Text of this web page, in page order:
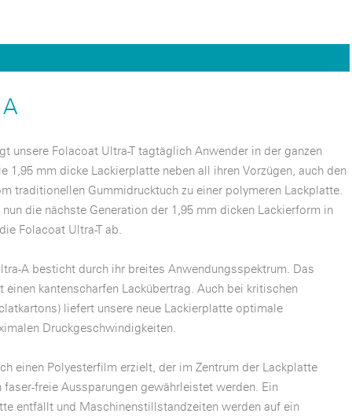
unsere Folacoat Ultra-T tagtäglich Anwender in der ganzen
1,95 mm dicke Lackierplatte neben all ihren Vorzügen, auch den
traditionellen Gummidrucktuch zu einer polymeren Lackplatte.
die nächste Generation der 1,95 mm dicken Lackierform in
Folacoat Ultra-T ab.
A besticht durch ihr breites Anwendungsspektrum. Das
einen kantenscharfen Lackübertrag. Auch bei kritischen
liefert unsere neue Lackierplatte optimale
Druckgeschwindigkeiten.
einen Polyesterfilm erzielt, der im Zentrum der Lackplatte
freie Aussparungen gewährleistet werden. Ein
entfällt und Maschinenstillstandzeiten werden auf ein